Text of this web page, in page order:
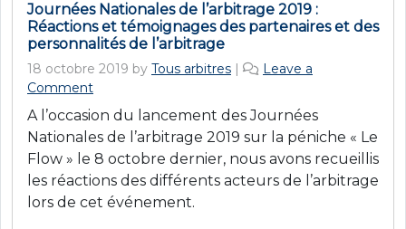
Journées Nationales de l’arbitrage 2019 :
Réactions et témoignages des partenaires et des
personnalités de l’arbitrage
18 octobre 2019 by Tous arbitres |
Leave a
Comment
A l’occasion du lancement des Journées
Nationales de l’arbitrage 2019 sur la péniche « Le
Flow » le 8 octobre dernier, nous avons recueillis
les réactions des différents acteurs de l’arbitrage
lors de cet événement.